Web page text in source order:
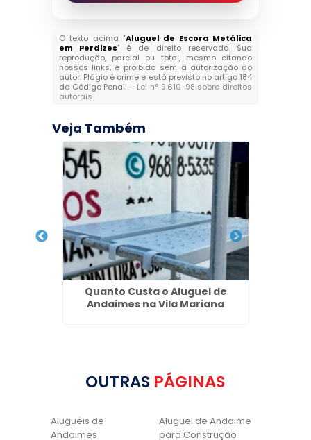
O texto acima "Aluguel de Escora Metálica
em Perdizes" é de direito reservado. Sua
reprodução, parcial ou total, mesmo citando
nossos links, é proibida sem a autorização do
autor. Plágio é crime e está previsto no artigo 184
do Código Penal. – Lei n° 9.610-98 sobre direitos
autorais.
Veja Também
Quanto Custa o Aluguel de
Andaimes na Vila Mariana
OUTRAS PÁGINAS
Aluguéis de
Andaimes
Aluguel de Andaime
para Construção